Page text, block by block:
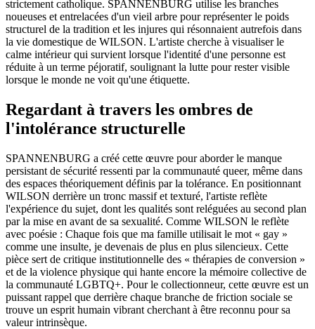
strictement catholique. SPANNENBURG utilise les branches
noueuses et entrelacées d'un vieil arbre pour représenter le poids
structurel de la tradition et les injures qui résonnaient autrefois dans
la vie domestique de WILSON. L'artiste cherche à visualiser le
calme intérieur qui survient lorsque l'identité d'une personne est
réduite à un terme péjoratif, soulignant la lutte pour rester visible
lorsque le monde ne voit qu'une étiquette.
Regardant à travers les ombres de
l'intolérance structurelle
SPANNENBURG a créé cette œuvre pour aborder le manque
persistant de sécurité ressenti par la communauté queer, même dans
des espaces théoriquement définis par la tolérance. En positionnant
WILSON derrière un tronc massif et texturé, l'artiste reflète
l'expérience du sujet, dont les qualités sont reléguées au second plan
par la mise en avant de sa sexualité. Comme WILSON le reflète
avec poésie : Chaque fois que ma famille utilisait le mot « gay »
comme une insulte, je devenais de plus en plus silencieux. Cette
pièce sert de critique institutionnelle des « thérapies de conversion »
et de la violence physique qui hante encore la mémoire collective de
la communauté LGBTQ+. Pour le collectionneur, cette œuvre est un
puissant rappel que derrière chaque branche de friction sociale se
trouve un esprit humain vibrant cherchant à être reconnu pour sa
valeur intrinsèque.